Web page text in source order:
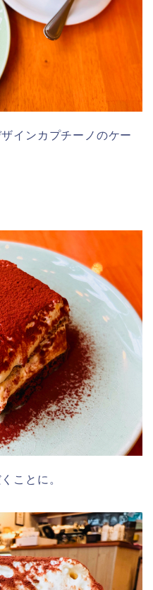
インカプチーノのケー
ことに。